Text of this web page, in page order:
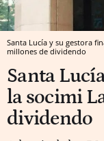
Santa Lucía y su gestora
millones de dividendo
Santa
la socimi
dividendo